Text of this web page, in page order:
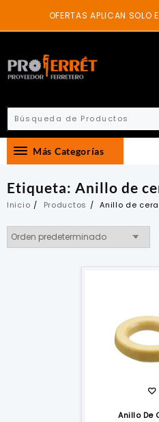
content
OFERTAS APLICAN SOLO
Más Categorías
Etiqueta: Anillo de
Inicio Productos Anillo de cera
Anillo De